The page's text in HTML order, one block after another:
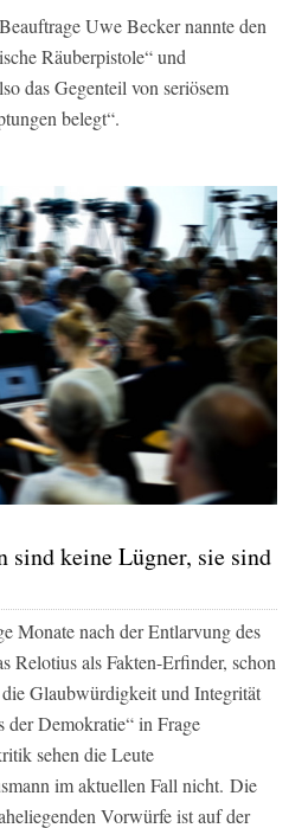
Uwe Becker nannte den
Räuberpistole“ und
das Gegenteil von seriösem
belegt“.
sind keine Lügner, sie sind
Monate nach der Entlarvung des
Relotius als Fakten-Erfinder, schon
Glaubwürdigkeit und Integrität
der Demokratie“ in Frage
sehen die Leute
im aktuellen Fall nicht. Die
Vorwürfe ist auf der